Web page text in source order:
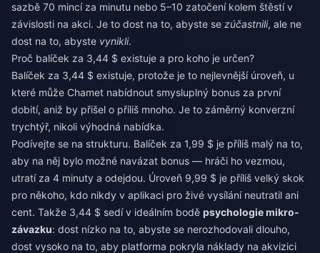
sazbě 70 mincí za minutu nebo 5–10 zatočení kolem štěstí v
závislosti na akci. Je to dost na to, abyste se zúčastnili, ale ne
dost na to, abyste vynikli.
Proč balíček za 3,44 $ existuje a pro koho je určen?
Balíček za 3,44 $ existuje, protože je to nejlevnější úroveň, u
které může Chamet nabídnout smysluplný bonus za první
dobití, aniž by přišel o příliš mnoho. Je to záměrný konverzní
trychtýř, nikoli výhodná nabídka.
Podívejte se na strukturu. Balíček za 1,99 $ je příliš malý na to,
aby na něj bylo možné navázat bonus — hráči ho vezmou,
utratí za 4 minuty a odejdou. Úroveň 9,99 $ je příliš velký skok
pro někoho, kdo nikdy v aplikaci pro živé vysílání neutratil ani
cent. Takže 3,44 $ sedí v ideálním bodě psychologie mikro-
závazku: dost nízko na to, abyste se nerozhodovali dlouho,
dost vysoko na to, aby platforma pokryla náklady na akvizici